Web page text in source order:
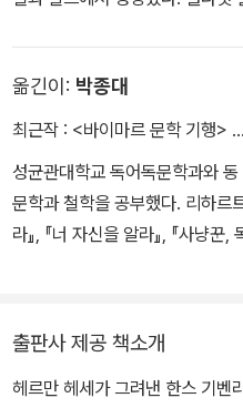
원해 신경쇠약 치료를 받았다.
을 다니다 다시 학업을 중단했고,
첫 산문집 『자정 너머 한 시간』
했다. 당시 『자정 너머 한 시간』
사의 대표 오이겐 디더리히스는
을 알린 헤세는 1904년 『페터 카
다워』 등을 발표하며 입지를 탄
옮긴이: 박종대
최근작 : <바이마르 문학 기행>
성균관대학교 독어독문학과와
문학과 철학을 공부했다. 리하르
라』, 『너 자신을 알라』, 『사냥꾼
출판사 제공 책소개
헤르만 헤세가 그려낸 한스 기벤